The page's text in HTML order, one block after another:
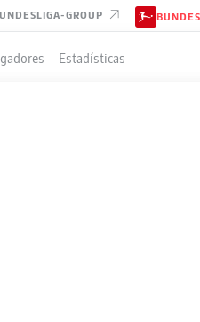
GROUP
Estadísticas